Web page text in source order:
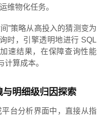
维物化任务。
”策略从高投入的猜测变为
时，引擎透明地进行 SQL
速结果，在保障查询性能
算成本。
明细级归因探索
台分析界面中，直接从指